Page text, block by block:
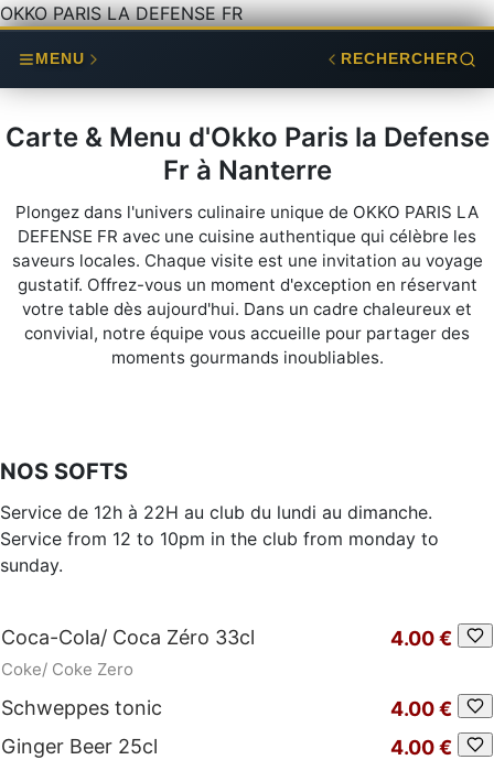
OKKO PARIS LA DEFENSE FR
MENU RECHERCHER
Carte & Menu d'Okko Paris la Defense
Fr à Nanterre
Plongez dans l'univers culinaire unique de OKKO PARIS LA
DEFENSE FR avec une cuisine authentique qui célèbre les
saveurs locales. Chaque visite est une invitation au voyage
gustatif. Offrez-vous un moment d'exception en réservant
votre table dès aujourd'hui. Dans un cadre chaleureux et
convivial, notre équipe vous accueille pour partager des
moments gourmands inoubliables.
NOS SOFTS
Service de 12h à 22H au club du lundi au dimanche.
Service from 12 to 10pm in the club from monday to
sunday.
Coca-Cola/ Coca Zéro 33cl
Coke/ Coke Zero
4.00 €
Schweppes tonic
4.00 €
Ginger Beer 25cl
4.00 €